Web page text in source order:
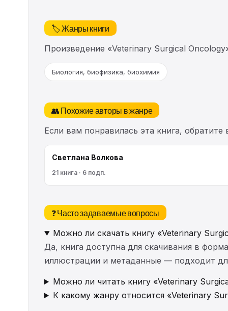
🏷️ Жанры книги
Произведение «Veterinary Surgical
Биология, биофизика, биохимия
👥 Похожие авторы в жанре
Если вам понравилась эта книга,
Светлана Волкова
21 книга · 6 подп.
❓ Часто задаваемые вопросы
Можно ли скачать книгу «Veterinary
Да, книга доступна для скачивания в
иллюстрации и метаданные — подходит
Можно ли читать книгу «Veterinary
К какому жанру относится «Veterinary